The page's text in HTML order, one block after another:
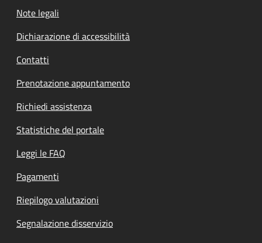
Note legali
Dichiarazione di accessibilità
Contatti
Prenotazione appuntamento
Richiedi assistenza
Statistiche del portale
Leggi le FAQ
Pagamenti
Riepilogo valutazioni
Segnalazione disservizio